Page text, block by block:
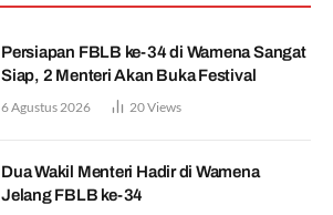
Persiapan FBLB ke-34 di Wamena Sangat
Siap, 2 Menteri Akan Buka Festival
6 Agustus 2026 20Views
Dua Wakil Menteri Hadir di Wamena
Jelang FBLB ke-34